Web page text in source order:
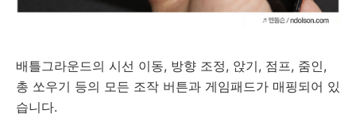
배틀그라운드의 시선 이동, 방향 조정, 앉기, 점프, 줌인,
총 쏘우기 등의 모든 조작 버튼과 게임패드가 매핑되어 있
습니다.